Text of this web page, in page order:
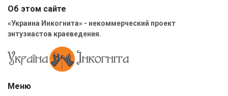
Об этом сайте
«Украина Инкогнита» - некоммерческий проект
энтузиастов краеведения.
Меню